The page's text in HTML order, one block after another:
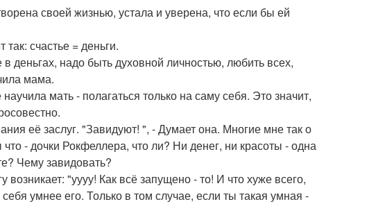
своей жизнью, устала и уверена, что если бы ей
счастье = деньги.
деньгах, надо быть духовной личностью, любить всех,
мама.
мать - полагаться только на саму себя. Это значит,
её заслуг. "Завидуют! ", - Думает она. Многие мне так о
- дочки Рокфеллера, что ли? Ни денег, ни красоты - одна
Чему завидовать?
"уууу! Как всё запущено - то! И что хуже всего,
умнее его. Только в том случае, если ты такая умная -